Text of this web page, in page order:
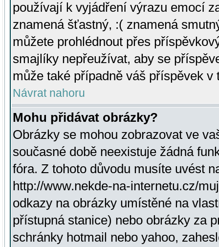
používají k vyjádření výrazu emocí
znamená šťastný, :( znamená
můžete prohlédnout přes
smajlíky nepřeužívat, aby se
může také případně váš příspěvek v
Návrat nahoru
Mohu přidávat obrázky?
Obrázky se mohou zobrazovat ve
současné době neexistuje žádná
fóra. Z tohoto důvodu musíte uvést
http://www.nekde-na-internetu.cz/
odkazy na obrázky umístěné na
přístupná stanice) nebo obrázky za
schránky hotmail nebo yahoo,